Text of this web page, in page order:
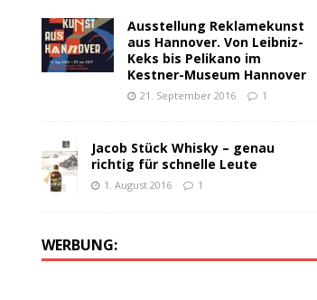
Ausstellung Reklamekunst
aus Hannover. Von Leibniz-
Keks bis Pelikano im
Kestner-Museum Hannover
21. September 2016 1
Jacob Stück Whisky – genau
richtig für schnelle Leute
1. August 2016 1
WERBUNG: